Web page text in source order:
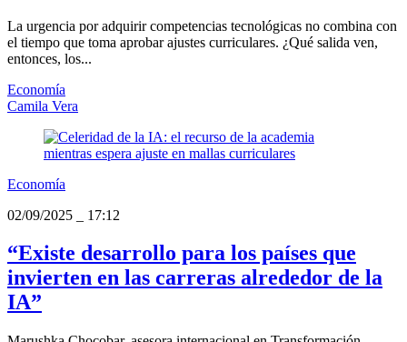
La urgencia por adquirir competencias tecnológicas no combina con
el tiempo que toma aprobar ajustes curriculares. ¿Qué salida ven,
entonces, los...
Economía
Camila Vera
Economía
02/09/2025
17:12
“Existe desarrollo para los países que
invierten en las carreras alrededor de la
IA”